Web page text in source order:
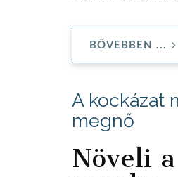
BŐVEBBEN ...
A kockázat
megnő
Növeli